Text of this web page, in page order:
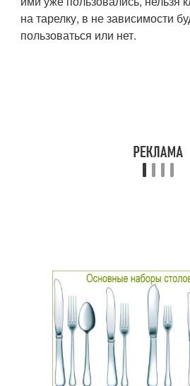
на тарелку, в не зависимости
пользоваться или нет.